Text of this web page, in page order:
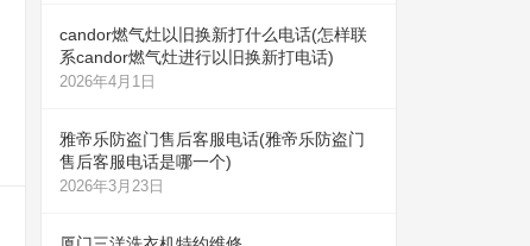
candor燃气灶以旧换新打什么电话(怎样联
系candor燃气灶进行以旧换新打电话)
2026年4月1日
雅帝乐防盗门售后客服电话(雅帝乐防盗门
售后客服电话是哪一个)
2026年3月23日